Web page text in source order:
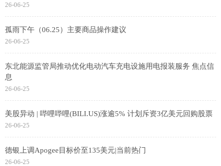
26-06-25
孤雨下午（06.25）主要商品操作建议
26-06-25
东北能源监管局推动优化电动汽车充电设施用电报装服务 焦点信
息
26-06-25
美股异动 | 哔哩哔哩(BILI.US)涨逾5% 计划斥资3亿美元回购股票
26-06-25
德银上调Apogee目标价至135美元|当前热门
26-06-25